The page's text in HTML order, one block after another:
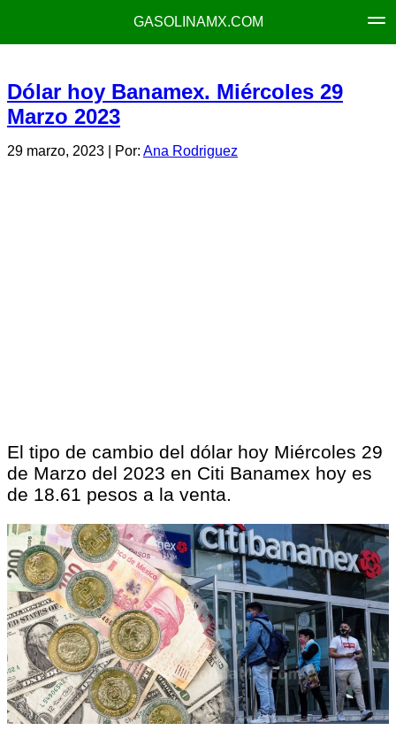
GASOLINAMX.COM
Dólar hoy Banamex. Miércoles 29
Marzo 2023
29 marzo, 2023 | Por: Ana Rodriguez
El tipo de cambio del dólar hoy Miércoles 29
de Marzo del 2023 en Citi Banamex hoy es
de 18.61 pesos a la venta.